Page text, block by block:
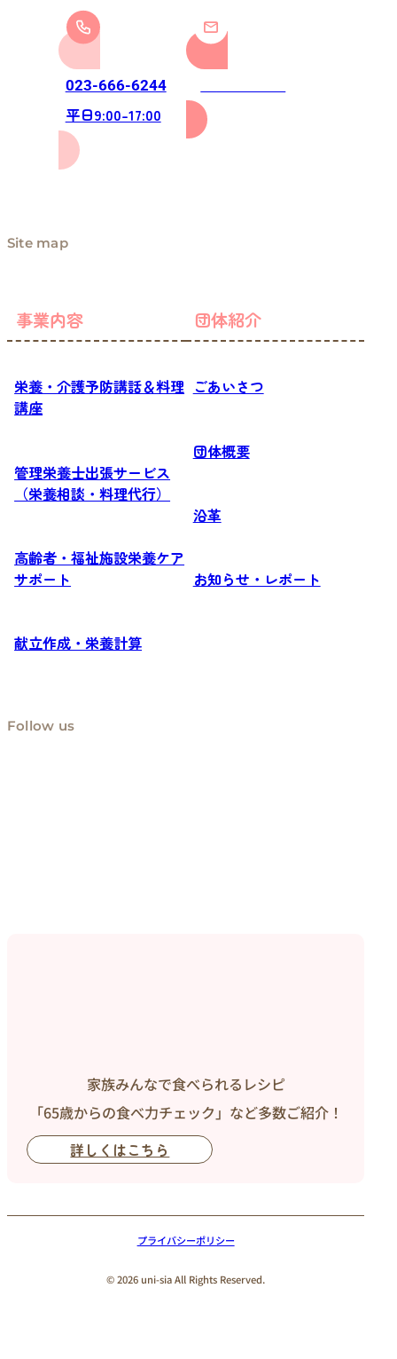
023-666-6244
平日9:00-17:00
Site map
事業内容
栄養・介護予防講話＆料理
講座
管理栄養士出張サービス
（栄養相談・料理代行）
高齢者・福祉施設栄養ケア
サポート
献立作成・栄養計算
団体紹介
ごあいさつ
団体概要
沿革
お知らせ・レポート
Follow us
家族みんなで食べられるレシピ
「65歳からの食べ力チェック」など多数ご紹介！
詳しくはこちら
プライバシーポリシー
© 2026 uni-sia All Rights Reserved.